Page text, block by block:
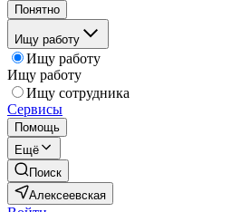
Понятно
Ищу работу
Ищу работу
Ищу работу
Ищу сотрудника
Сервисы
Помощь
Ещё
Поиск
Алексеевская